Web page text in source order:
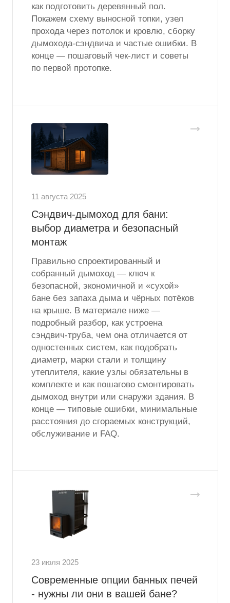
как подготовить деревянный пол.
Покажем схему выносной топки, узел
прохода через потолок и кровлю, сборку
дымохода-сэндвича и частые ошибки. В
конце — пошаговый чек-лист и советы
по первой протопке.
11 августа 2025
Сэндвич-дымоход для бани:
выбор диаметра и безопасный
монтаж
Правильно спроектированный и
собранный дымоход — ключ к
безопасной, экономичной и «сухой»
бане без запаха дыма и чёрных потёков
на крыше. В материале ниже —
подробный разбор, как устроена
сэндвич-труба, чем она отличается от
одностенных систем, как подобрать
диаметр, марки стали и толщину
утеплителя, какие узлы обязательны в
комплекте и как пошагово смонтировать
дымоход внутри или снаружи здания. В
конце — типовые ошибки, минимальные
расстояния до сгораемых конструкций,
обслуживание и FAQ.
23 июля 2025
Современные опции банных печей
- нужны ли они в вашей бане?